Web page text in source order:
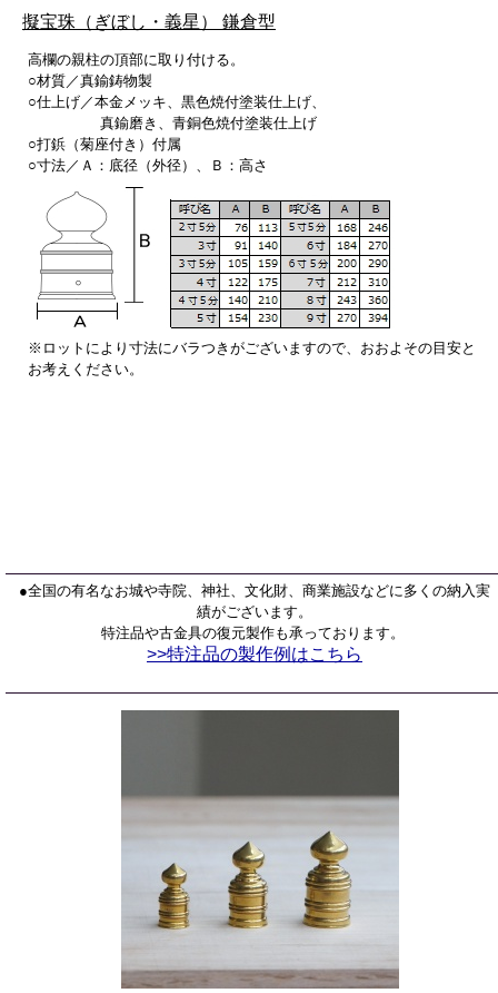
擬宝珠（ぎぼし・義星） 鎌倉型
高欄の親柱の頂部に取り付ける。
○材質／真鍮鋳物製
○仕上げ／本金メッキ、黒色焼付塗装仕上げ、
真鍮磨き、青銅色焼付塗装仕上げ
○打鋲（菊座付き）付属
○寸法／Ａ：底径（外径）、Ｂ：高さ
※ロットにより寸法にバラつきがございますので、おおよその目安と
お考えください。
●全国の有名なお城や寺院、神社、文化財、商業施設などに多くの納入実
績がございます。
特注品や古金具の復元製作も承っております。
>>特注品の製作例はこちら